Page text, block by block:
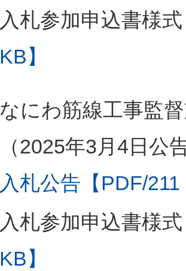
入札参加申込書様式
KB】
なにわ筋線工事監
（2025年3月4日公
入札公告【PDF/
入札参加申込書様式
KB】